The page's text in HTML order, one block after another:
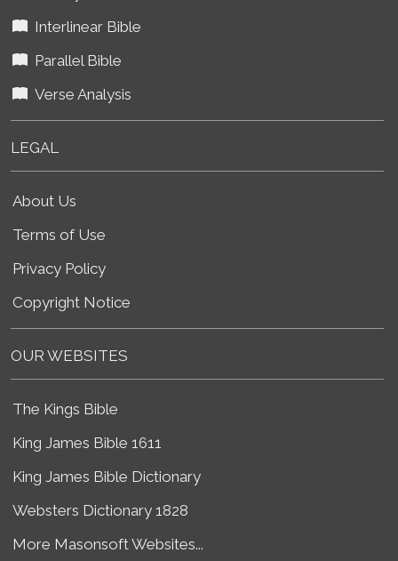
Interlinear Bible
Parallel Bible
Verse Analysis
LEGAL
About Us
Terms of Use
Privacy Policy
Copyright Notice
OUR WEBSITES
The Kings Bible
King James Bible 1611
King James Bible Dictionary
Websters Dictionary 1828
More Masonsoft Websites...